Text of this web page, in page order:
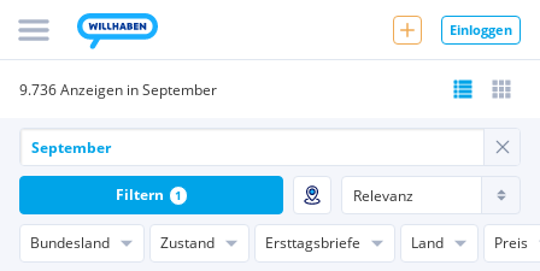
Einloggen
9.736 Anzeigen in September
Bundesland Zustand Ersttagsbriefe Land
Preis
Filtern 1